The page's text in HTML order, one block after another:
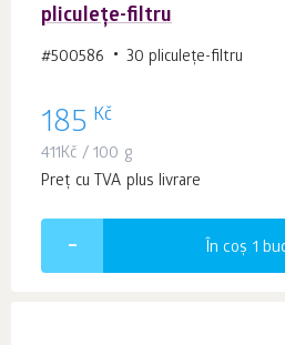
pliculețe-filtru
#500586 30 pliculeţe-filtru
185 Kč
411Kč / 100 g
Preț cu TVA plus livrare
În coș 1